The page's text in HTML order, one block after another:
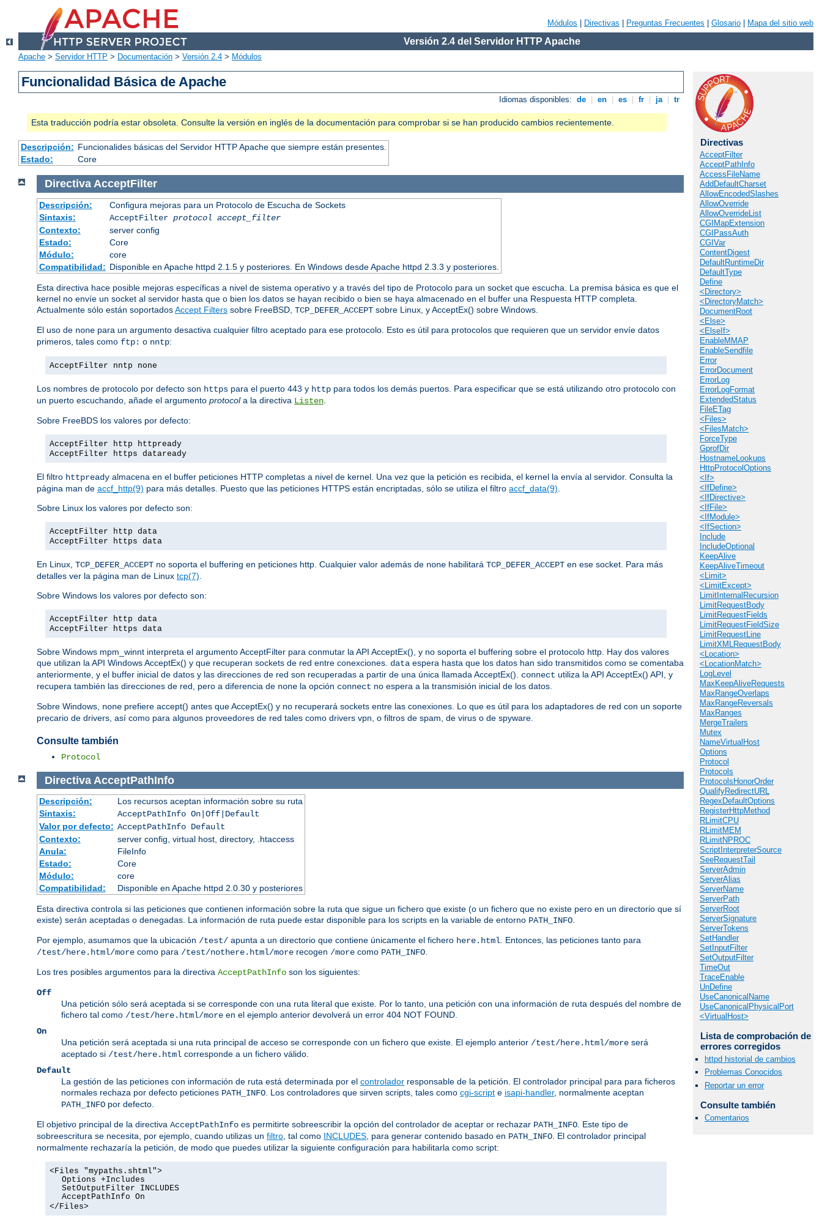
Módulos Directivas Preguntas Frecuentes Glosario Mapa del sitio web
Versión 2.4 del Servidor HTTP Apache
Apache > Servidor HTTP > Documentación > Versión 2.4 > Módulos
Funcionalidad Básica de Apache
Idiomas disponibles: de en es fr ja tr
Esta traducción podría estar obsoleta. Consulte la versión en inglés de la documentación para comprobar si se han producido cambios recientemente.
Descripción: Funcionalides básicas del Servidor HTTP Apache que siempre están presentes.
Estado:
Core
Directivas
AcceptFilter
AcceptPathInfo
AccessFileName
AddDefaultCharset
AllowEncodedSlashes
AllowOverride
AllowOverrideList
CGIMapExtension
CGIPassAuth
CGIVar
ContentDigest
DefaultRuntimeDir
DefaultType
Define
<Directory>
<DirectoryMatch>
DocumentRoot
<Else>
<ElseIf>
EnableMMAP
EnableSendfile
Error
ErrorDocument
ErrorLog
ErrorLogFormat
ExtendedStatus
FileETag
<Files>
<FilesMatch>
ForceType
GprofDir
HostnameLookups
HttpProtocolOptions
<If>
<IfDefine>
<IfDirective>
<IfFile>
<IfModule>
<IfSection>
Include
IncludeOptional
KeepAlive
KeepAliveTimeout
<Limit>
<LimitExcept>
LimitInternalRecursion
LimitRequestBody
LimitRequestFields
LimitRequestFieldSize
LimitRequestLine
LimitXMLRequestBody
<Location>
<LocationMatch>
LogLevel
MaxKeepAliveRequests
MaxRangeOverlaps
MaxRangeReversals
MaxRanges
MergeTrailers
Mutex
NameVirtualHost
Options
Protocol
Protocols
ProtocolsHonorOrder
QualifyRedirectURL
RegexDefaultOptions
RegisterHttpMethod
RLimitCPU
RLimitMEM
RLimitNPROC
ScriptInterpreterSource
SeeRequestTail
ServerAdmin
ServerAlias
ServerName
ServerPath
ServerRoot
ServerSignature
ServerTokens
SetHandler
SetInputFilter
SetOutputFilter
TimeOut
TraceEnable
UnDefine
UseCanonicalName
UseCanonicalPhysicalPort
<VirtualHost>
Lista de comprobación de
errores corregidos
httpd historial de cambios
Problemas Conocidos
Reportar un error
Consulte también
Comentarios
Directiva AcceptFilter
Descripción:
Configura mejoras para un Protocolo de Escucha de Sockets
Sintaxis:
AcceptFilter protocol accept_filter
Contexto:
server config
Estado:
Core
Módulo:
core
Compatibilidad: Disponible en Apache httpd 2.1.5 y posteriores. En Windows desde Apache httpd 2.3.3 y posteriores.
Esta directiva hace posible mejoras específicas a nivel de sistema operativo y a través del tipo de Protocolo para un socket que escucha. La premisa básica es que el
kernel no envíe un socket al servidor hasta que o bien los datos se hayan recibido o bien se haya almacenado en el buffer una Respuesta HTTP completa.
Actualmente sólo están soportadosAccept Filters sobre FreeBSD, TCP_DEFER_ACCEPT sobre Linux, y AcceptEx() sobre Windows.
El uso de none para un argumento desactiva cualquier filtro aceptado para ese protocolo. Esto es útil para protocolos que requieren que un servidor envíe datos
primeros, tales como ftp: o nntp:
AcceptFilter nntp none
Los nombres de protocolo por defecto son https para el puerto 443 y http para todos los demás puertos. Para especificar que se está utilizando otro protocolo con
un puerto escuchando, añade el argumento protocola la directiva Listen
Sobre FreeBDS los valores por defecto:
AcceptFilter http httpready
AcceptFilter https dataready
El filtro httpready almacena en el buffer peticiones HTTP completas a nivel de kernel. Una vez que la petición es recibida, el kernel la envía al servidor. Consulta la
página man de accf_http(9) para más detalles. Puesto que las peticiones HTTPS están encriptadas, sólo se utiliza el filtro accf_data(9)
Sobre Linux los valores por defecto son:
AcceptFilter http data
AcceptFilter https data
En Linux, TCP_DEFER_ACCEPT no soporta el buffering en peticiones http. Cualquier valor además de none habilitará TCP_DEFER_ACCEPT en ese socket. Para más
detalles ver la página man de Linux tcp(7)
Sobre Windows los valores por defecto son:
AcceptFilter http data
AcceptFilter https data
Sobre Windows mpm_winnt interpreta el argumento AcceptFilter para conmutar la API AcceptEx(), y no soporta el buffering sobre el protocolo http. Hay dos valores
que utilizan la API Windows AcceptEx() y que recuperan sockets de red entre conexciones. data espera hasta que los datos han sido transmitidos como se comentaba
anteriormente, y el buffer inicial de datos y las direcciones de red son recuperadas a partir de una única llamada AcceptEx(). connect utiliza la API AcceptEx() API, y
recupera también las direcciones de red, pero a diferencia de none la opción connect no espera a la transmisión inicial de los datos.
Sobre Windows, none prefiere accept() antes que AcceptEx() y no recuperará sockets entre las conexiones. Lo que es útil para los adaptadores de red con un soporte
precario de drivers, así como para algunos proveedores de red tales como drivers vpn, o filtros de spam, de virus o de spyware.
Consulte también
Protocol
Directiva AcceptPathInfo
Descripción:
Los recursos aceptan información sobre su ruta
Sintaxis:
AcceptPathInfo On|Off|Default
Valor por defecto: AcceptPathInfo Default
Contexto:
server config, virtual host, directory, .htaccess
Anula:
FileInfo
Estado:
Core
Módulo:
core
Compatibilidad:
Disponible en Apache httpd 2.0.30 y posteriores
Esta directiva controla si las peticiones que contienen información sobre la ruta que sigue un fichero que existe (o un fichero que no existe pero en un directorio que sí
existe) serán aceptadas o denegadas. La información de ruta puede estar disponible para los scripts en la variable de entorno PATH_INFO.
Por ejemplo, asumamos que la ubicación /test/ apunta a un directorio que contiene únicamente el fichero here.html. Entonces, las peticiones tanto para
/test/here.html/more como para /test/nothere.html/more recogen /more como PATH_INFO.
Los tres posibles argumentos para la directiva AcceptPathInfo son los siguientes:
Off
Una petición sólo será aceptada si se corresponde con una ruta literal que existe. Por lo tanto, una petición con una información de ruta después del nombre de
fichero tal como /test/here.html/more en el ejemplo anterior devolverá un error 404 NOT FOUND.
On
Una petición será aceptada si una ruta principal de acceso se corresponde con un fichero que existe. El ejemplo anterior /test/here.html/more será
aceptado si /test/here.html corresponde a un fichero válido.
Default
La gestión de las peticiones con información de ruta está determinada por el controlador responsable de la petición. El controlador principal para para ficheros
normales rechaza por defecto peticiones PATH_INFO. Los controladores que sirven scripts, tales como cgi-script e isapi-handler, normalmente aceptan
PATH_INFO por defecto.
El objetivo principal de la directiva AcceptPathInfo es permitirte sobreescribir la opción del controlador de aceptar or rechazar PATH_INFO. Este tipo de
sobreescritura se necesita, por ejemplo, cuando utilizas un filtro, tal como INCLUDES, para generar contenido basado en PATH_INFO. El controlador principal
normalmente rechazaría la petición, de modo que puedes utilizar la siguiente configuración para habilitarla como script:
<Files "mypaths.shtml">
Options +Includes
SetOutputFilter INCLUDES
AcceptPathInfo On
</Files>